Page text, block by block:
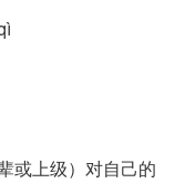
或上级）对自己的